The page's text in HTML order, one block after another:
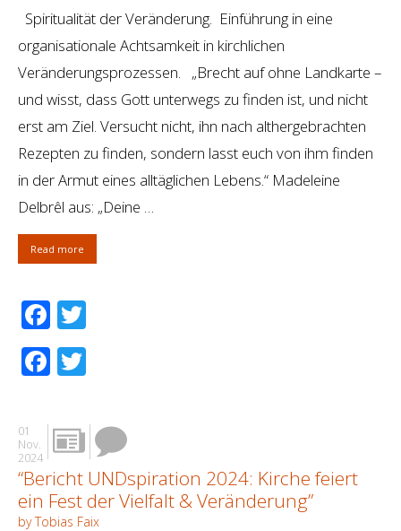
Spiritualität der Veränderung. Einführung in eine
organisationale Achtsamkeit in kirchlichen
Veränderungsprozessen. „Brecht auf ohne Landkarte –
und wisst, dass Gott unterwegs zu finden ist, und nicht
erst am Ziel. Versucht nicht, ihn nach althergebrachten
Rezepten zu finden, sondern lasst euch von ihm finden
in der Armut eines alltäglichen Lebens.“ Madeleine
Delbrêl aus: „Deine …
Read more
Facebook
Facebook
01
Nov.
2024
“Bericht UNDspiration 2024: Kirche feiert
ein Fest der Vielfalt & Veränderung”
by Tobias Faix